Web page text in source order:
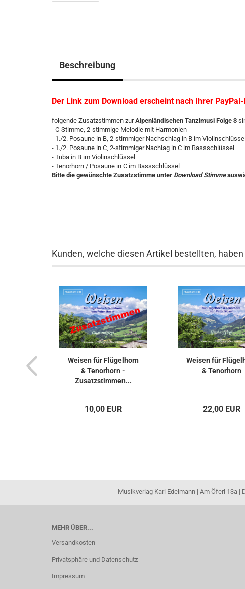
Beschreibung
Der Link zum Download erscheint nach Ihrer
folgende Zusatzstimmen zurAlpenländischen Tanzlmusi Folge 3
- C-Stimme, 2-stimmige Melodie mit Harmonien
- 1./2. Posaune in B, 2-stimmiger Nachschlag in B im Violinschlüssel
- 1./2. Posaune in C, 2-stimmiger Nachlag in C im Bassschlüssel
- Tuba in B im Violinschlüssel
- Tenorhorn / Posaune in C im Bassschlüssel
Bitte die gewünschte Zusatzstimme unter Download Stimme
Kunden, welche diesen Artikel bestellten,
Weisen für Flügelhorn
& Tenorhorn -
Zusatzstimmen...
10,00 EUR
Weisen für
& Tenorhorn
22,00 EUR
Musikverlag Karl Edelmann | Am Öferl 13a |
MEHR ÜBER...
Versandkosten
Privatsphäre und Datenschutz
Impressum